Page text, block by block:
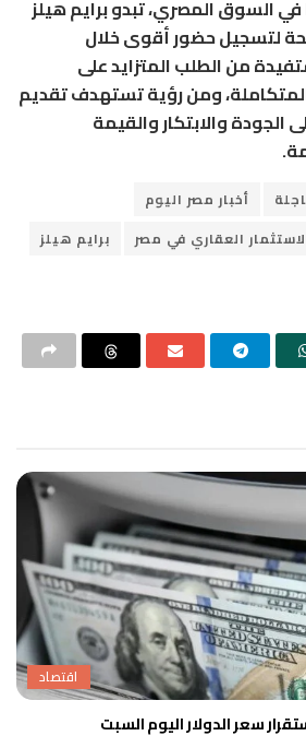
السوق المصري، تبدو برايم هيلز
لتسجيل حضور أقوى خلال
من الطلب المتزايد على
ومن رؤية تستهدف تقديم
الجودة والابتكار والقيمة
أخبار مصر اليوم
العقاري في مصر
برايم هيلز
اقتصاد
سعر الدولار اليوم السبت